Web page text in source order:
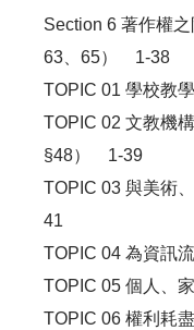
Section 6 著作權
63、65） 1-38
TOPIC 01 學校教
TOPIC 02 文教機
§48） 1-39
TOPIC 03 與美術
41
TOPIC 04 為資訊
TOPIC 05 個人、
TOPIC 06 權利耗